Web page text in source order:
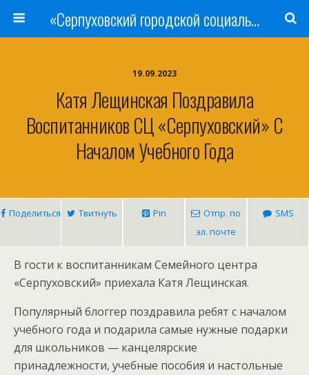
«Серпуховский городской социально-реабилитационный Центр для несовершеннолетних»
19.09.2023
Катя Лещинская Поздравила
Воспитанников СЦ «Серпуховский» С
Началом Учебного Года
Поделиться Твитнуть Pin
Отпр. по
эл. почте
SMS
В гости к воспитанникам Семейного центра
«Серпуховский» приехала Катя Лещинская.
Популярный блоггер поздравила ребят с началом
учебного года и подарила самые нужные подарки
для школьников — канцелярские
принадлежности, учебные пособия и настольные